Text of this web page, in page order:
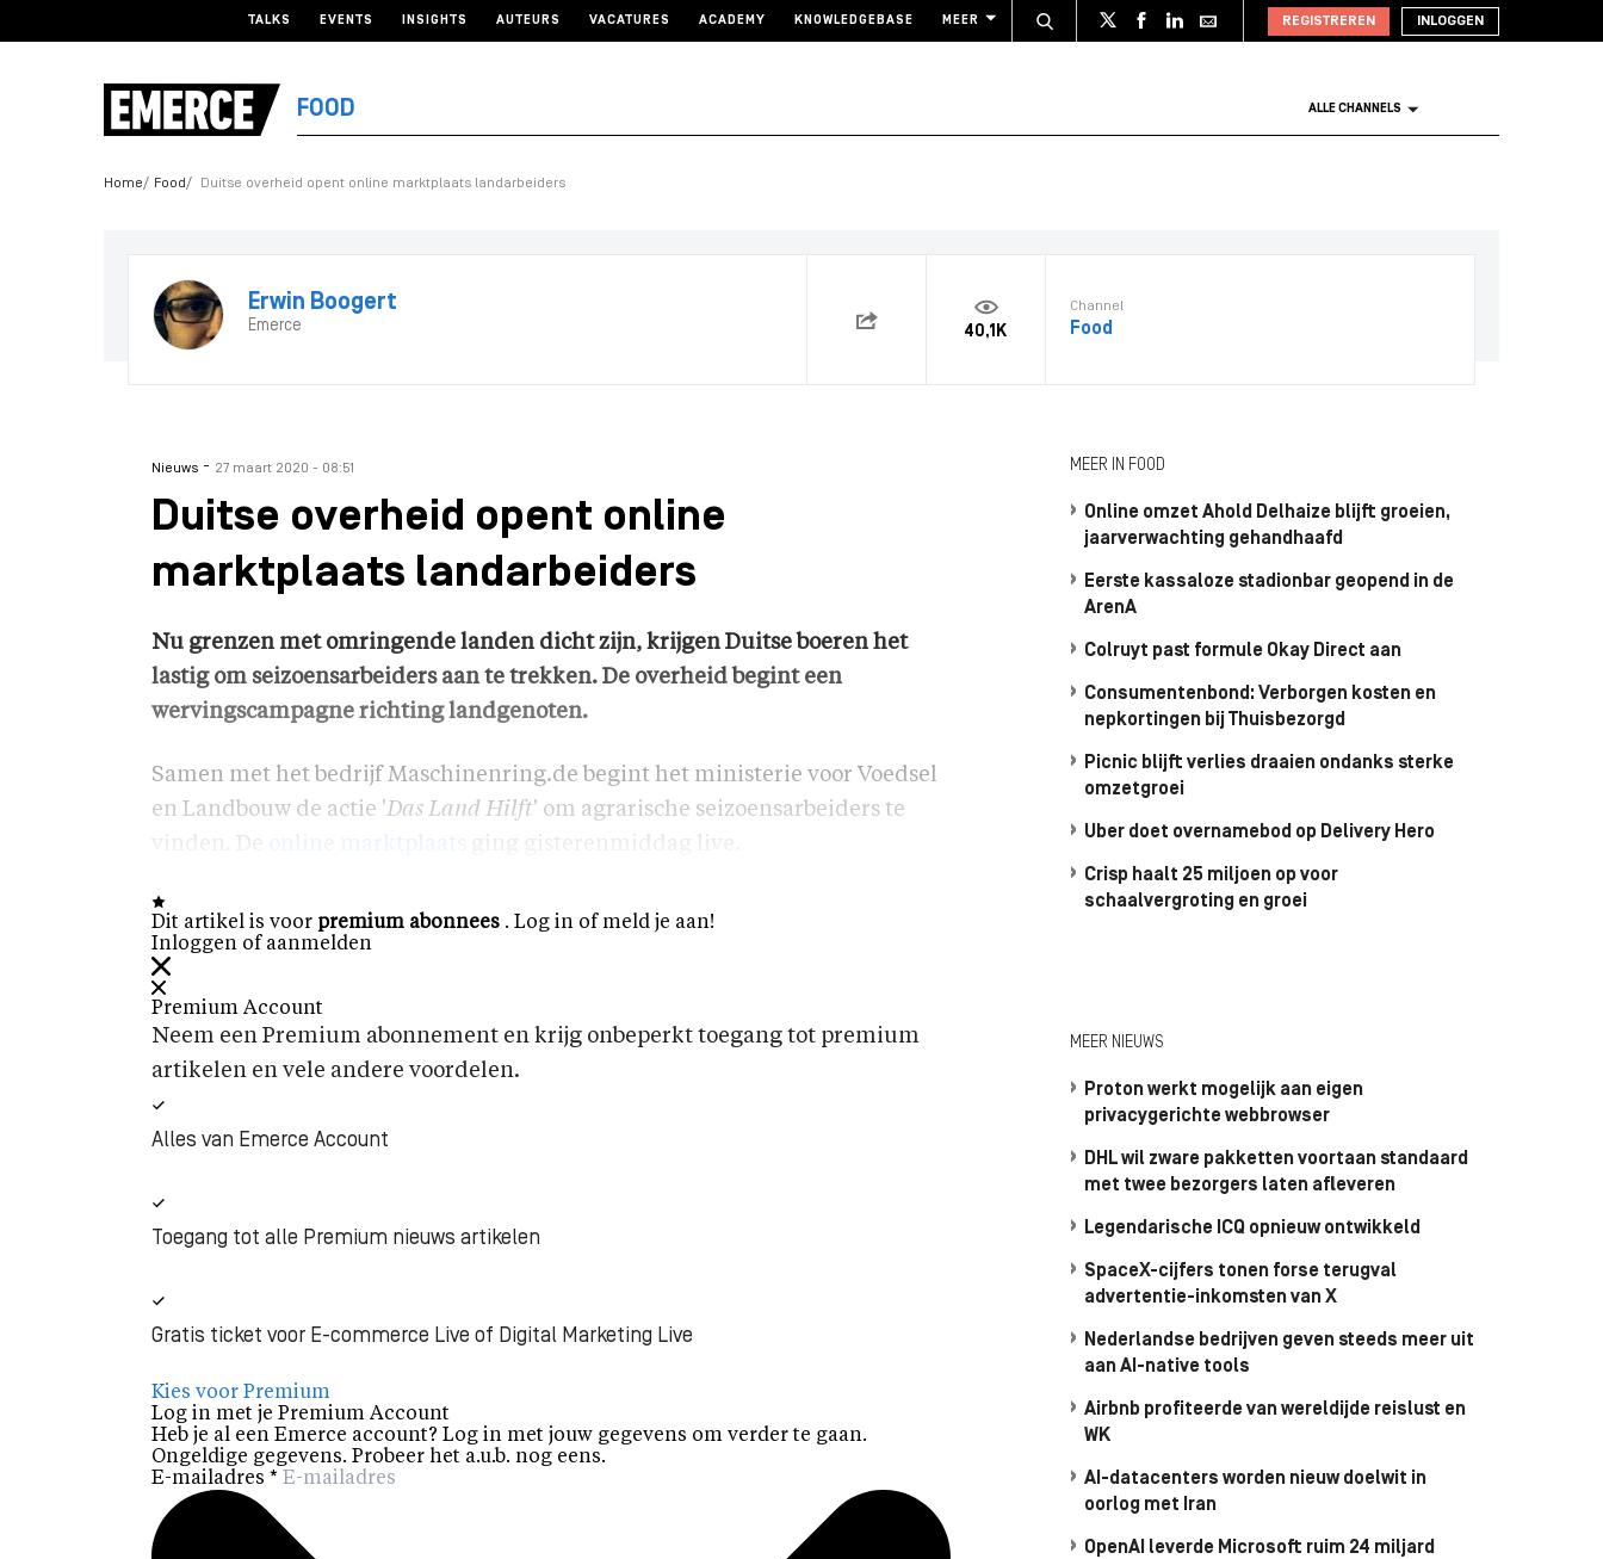
TALKS EVENTS INSIGHTS AUTEURS VACATURES ACADEMY KNOWLEDGEBASE MEER REGISTREREN INLOGGEN
FOOD ALLE CHANNELS
Home Food Duitse overheid opent online marktplaats landarbeiders
Erwin Boogert
Emerce 40,1K
Channel
Food
Nieuws - 27 maart 2020 - 08:51
Duitse overheid opent online
marktplaats landarbeiders
Nu grenzen met omringende landen dicht zijn, krijgen Duitse boeren het
lastig om seizoensarbeiders aan te trekken. De overheid begint een
wervingscampagne richting landgenoten.
Samen met het bedrijf Maschinenring.de begint het ministerie voor Voedsel
en Landbouw de actie 'Das Land Hilft' om agrarische seizoensarbeiders te
Dit artikel is voor premium abonnees . Log in of meld je aan!
Inloggen of aanmelden
Premium Account
Neem een Premium abonnement en krijg onbeperkt toegang tot premium
artikelen en vele andere voordelen.
Alles van Emerce Account
Toegang tot alle Premium nieuws artikelen
Gratis ticket voor E-commerce Live of Digital Marketing Live
Kies voor Premium
Log in met je Premium Account
Heb je al een Emerce account? Log in met jouw gegevens om verder te gaan.
Ongeldige gegevens. Probeer het a.u.b. nog eens.
E-mailadres *
MEER IN FOOD
Online omzet Ahold Delhaize blijft groeien,
jaarverwachting gehandhaafd
Eerste kassaloze stadionbar geopend in de
ArenA
Colruyt past formule Okay Direct aan
Consumentenbond: Verborgen kosten en
nepkortingen bij Thuisbezorgd
Picnic blijft verlies draaien ondanks sterke
omzetgroei
Uber doet overnamebod op Delivery Hero
Crisp haalt 25 miljoen op voor
schaalvergroting en groei
MEER NIEUWS
Proton werkt mogelijk aan eigen
privacygerichte webbrowser
DHL wil zware pakketten voortaan standaard
met twee bezorgers laten afleveren
Legendarische ICQ opnieuw ontwikkeld
SpaceX-cijfers tonen forse terugval
advertentie-inkomsten van X
Nederlandse bedrijven geven steeds meer uit
aan AI-native tools
Airbnb profiteerde van wereldijde reislust en
WK
AI-datacenters worden nieuw doelwit in
oorlog met Iran
OpenAI leverde Microsoft ruim 24 miljard